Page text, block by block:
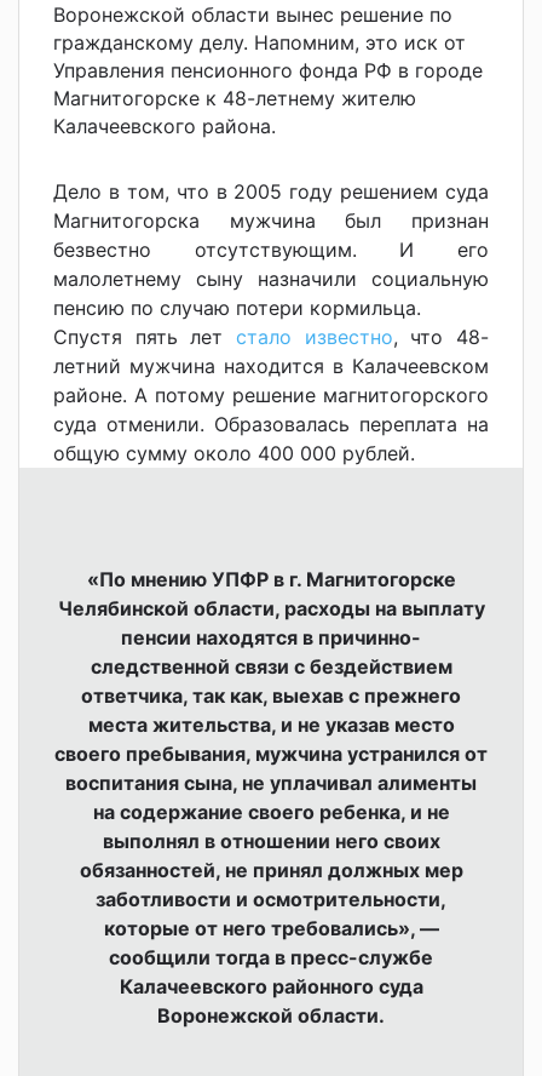
Воронежской области вынес решение по
гражданскому делу. Напомним, это иск от
Управления пенсионного фонда РФ в городе
Магнитогорске к 48-летнему жителю
Калачеевского района.
Дело в том, что в 2005 году решением суда
Магнитогорска мужчина был признан
безвестно отсутствующим. И его
малолетнему сыну назначили социальную
пенсию по случаю потери кормильца.
Спустя пять лет стало известно, что 48-
летний мужчина находится в Калачеевском
районе. А потому решение магнитогорского
суда отменили. Образовалась переплата на
общую сумму около 400 000 рублей.
«По мнению УПФР в г. Магнитогорске
Челябинской области, расходы на выплату
пенсии находятся в причинно-
следственной связи с бездействием
ответчика, так как, выехав с прежнего
места жительства, и не указав место
своего пребывания, мужчина устранился от
воспитания сына, не уплачивал алименты
на содержание своего ребенка, и не
выполнял в отношении него своих
обязанностей, не принял должных мер
заботливости и осмотрительности,
которые от него требовались», —
сообщили тогда в пресс-службе
Калачеевского районного суда
Воронежской области.